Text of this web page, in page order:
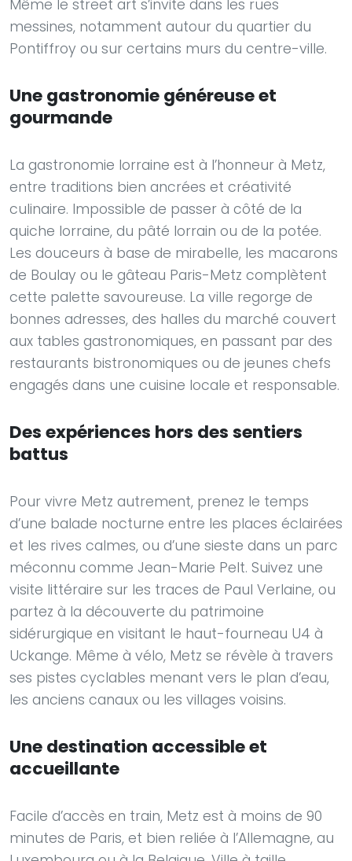
Même le street art s’invite dans les rues
messines, notamment autour du quartier du
Pontiffroy ou sur certains murs du centre-ville.
Une gastronomie généreuse et
gourmande
La gastronomie lorraine est à l’honneur à Metz,
entre traditions bien ancrées et créativité
culinaire. Impossible de passer à côté de la
quiche lorraine, du pâté lorrain ou de la potée.
Les douceurs à base de mirabelle, les macarons
de Boulay ou le gâteau Paris-Metz complètent
cette palette savoureuse. La ville regorge de
bonnes adresses, des halles du marché couvert
aux tables gastronomiques, en passant par des
restaurants bistronomiques ou de jeunes chefs
engagés dans une cuisine locale et responsable.
Des expériences hors des sentiers
battus
Pour vivre Metz autrement, prenez le temps
d’une balade nocturne entre les places éclairées
et les rives calmes, ou d’une sieste dans un parc
méconnu comme Jean-Marie Pelt. Suivez une
visite littéraire sur les traces de Paul Verlaine, ou
partez à la découverte du patrimoine
sidérurgique en visitant le haut-fourneau U4 à
Uckange. Même à vélo, Metz se révèle à travers
ses pistes cyclables menant vers le plan d’eau,
les anciens canaux ou les villages voisins.
Une destination accessible et
accueillante
Facile d’accès en train, Metz est à moins de 90
minutes de Paris, et bien reliée à l’Allemagne, au